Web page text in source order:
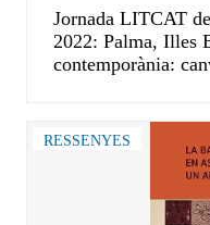
Jornada LITCAT
2022: Palma, Illes
contemporània:
RESSENYES